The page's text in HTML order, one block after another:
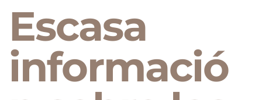
Escasa
informació